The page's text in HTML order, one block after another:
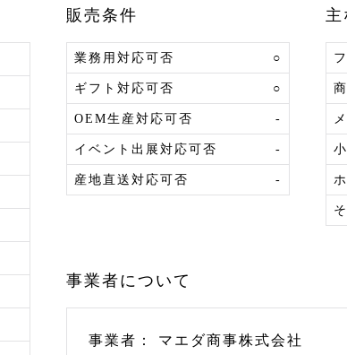
販売条件
業務用対応可否 ○
ギフト対応可否 ○
OEM生産対応可否 -
イベント出展対応可否 -
産地直送対応可否 -
主
事業者について
事業者： マエダ商事株式会社